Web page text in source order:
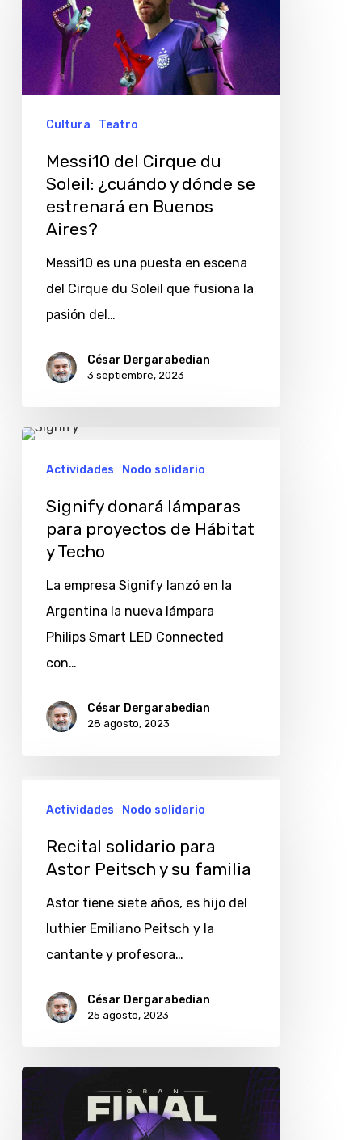
Cirque
Soleil:
¿cuándo
estrenará
Aires?
Cultura Teatro
Messi10 del Cirque du
Soleil: ¿cuándo y dónde se
estrenará en Buenos
Aires?
Messi10 es una puesta en escena
del Cirque du Soleil que fusiona la
pasión del…
César Dergarabedian
3 septiembre, 2023
Signify
donará
proyectos
Hábitat
Techo
Actividades Nodo solidario
Signify donará lámparas
para proyectos de Hábitat
y Techo
La empresa Signify lanzó en la
Argentina la nueva lámpara
Philips Smart LED Connected
con…
César Dergarabedian
28 agosto, 2023
solidario
Astor
Actividades Nodo solidario
Recital solidario para
Astor Peitsch y su familia
Astor tiene siete años, es hijo del
luthier Emiliano Peitsch y la
cantante y profesora…
César Dergarabedian
25 agosto, 2023
La
final
de